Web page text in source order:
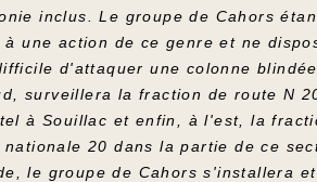
inclus. Le groupe de Cahors
une action de ce genre et ne
d'attaquer une colonne
surveillera la fraction de route N
à Souillac et enfin, à l'est, la
20 dans la partie de ce
le groupe de Cahors s'installera